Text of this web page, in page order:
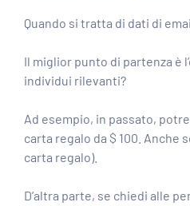
Quando si tratta di dati di
Il miglior punto di partenza è
individui rilevanti?
Ad esempio, in passato,
carta regalo da $ 100.
carta regalo).
D’altra parte, se chiedi alle